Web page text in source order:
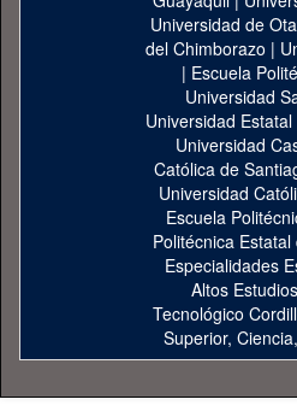
Universidad de
del Chimborazo |
| Escuela
Universidad
Universidad
Universidad
Católica de
Universidad
Escuela
Politécnica
Especialidades
Altos
Tecnológico
Superior,